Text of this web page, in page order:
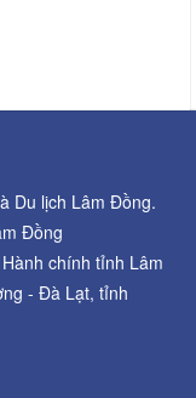
Du lịch Lâm Đồng.
Đồng
chính tỉnh Lâm
- Đà Lạt, tỉnh